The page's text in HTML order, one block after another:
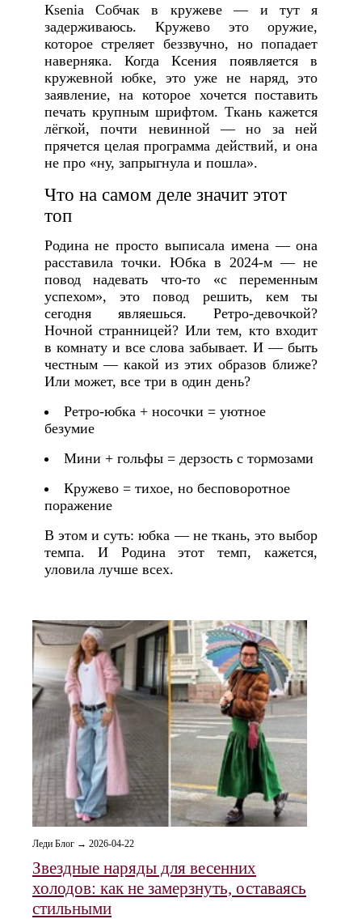
Кsenia Собчак в кружеве — и тут я
задерживаюсь. Кружево это оружие,
которое стреляет беззвучно, но попадает
наверняка. Когда Ксения появляется в
кружевной юбке, это уже не наряд, это
заявление, на которое хочется поставить
печать крупным шрифтом. Ткань кажется
лёгкой, почти невинной — но за ней
прячется целая программа действий, и она
не про «ну, запрыгнула и пошла».
Что на самом деле значит этот
топ
Родина не просто выписала имена — она
расставила точки. Юбка в 2024-м — не
повод надевать что-то «с переменным
успехом», это повод решить, кем ты
сегодня являешься. Ретро-девочкой?
Ночной странницей? Или тем, кто входит
в комнату и все слова забывает. И — быть
честным — какой из этих образов ближе?
Или может, все три в один день?
Ретро-юбка + носочки = уютное
безумие
Мини + гольфы = дерзость с тормозами
Кружево = тихое, но бесповоротное
поражение
В этом и суть: юбка — не ткань, это выбор
темпа. И Родина этот темп, кажется,
уловила лучше всех.
Леди Блог → 2026-04-22
Звездные наряды для весенних
холодов: как не замерзнуть, оставаясь
стильными